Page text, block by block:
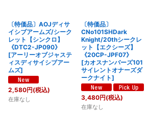
〔特価品〕AOJディサ
イシブアームズ/シーク
レット【シンクロ】
《DTC2-JP090》
[アーリーオブジャステ
ィスディサイシブアー
ムズ]
2,580円(税込)
在庫なし
〔特価品〕
CNo101SHDark
Knight/20thシークレ
ット【エクシーズ】
《20CP-JPF07》
[カオスナンバーズ101
サイレントオナーズダ
ークナイト]
3,480円(税込)
在庫なし